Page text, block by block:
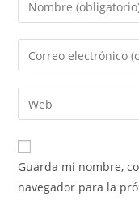
Guarda mi nombre,
navegador para la